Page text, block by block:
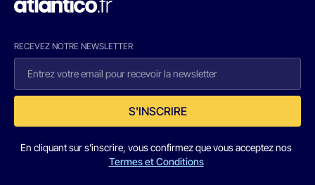
RECEVEZ NOTRE NEWSLETTER
S'INSCRIRE
En cliquant sur s'inscrire, vous confirmez que vous acceptez nos
Termes et Conditions